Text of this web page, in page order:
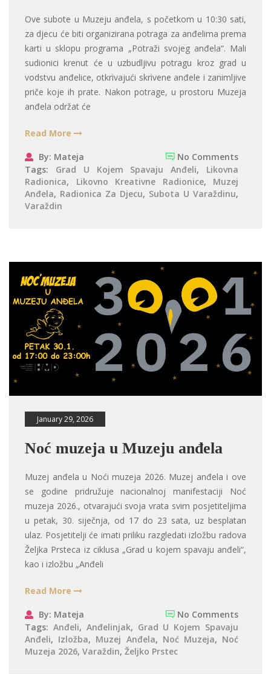
Ove subote u Muzeju anđela, s početkom u 10:30 sati,
za djecu će biti organizirana potraga za anđelima prema
karti u sklopu programa „Potraži svojeg anđela“. Mali
sudionici krenut će u uzbudljivu potragu kroz grad u
vodstvu anđelice, otkrivajući skrivene anđele i zanimljive
priče koje ih prate. Nakon potrage, u prostoru Muzeja
anđela održat će
Read More
By: Mateja
No Comments
Tags: Grad U Kojem Spavaju Anđeli, Likovna
Radionica, Likovno Kreativne Radionice, Muzej
Anđela, Radionica Za Djecu, Subota U Varaždinu,
Varaždin
January 29, 2026
Noć muzeja u Muzeju anđela
Muzej anđela u Noći muzeja 2026. Muzej anđela i ove
se godine pridružuje nacionalnoj manifestaciji Noć
muzeja 2026., otvarajući svoja vrata svim posjetiteljima
u petak, 30. siječnja, od 17 do 23 sata, uz besplatan
ulaz. Posjetitelji će imati priliku razgledati izložbu radova
Željka Prsteca iz ciklusa „Grad u kojem spavaju anđeli“,
kao i izložbu „Anđeli
Read More
By: Mateja
No Comments
Tags: Anđeli, Anđelinjak, Grad U Kojem Spavaju
Anđeli, Izložba, Muzej Anđela, Noć Muzeja, Noć
Muzeja 2026, Varaždin, Željko Prstec